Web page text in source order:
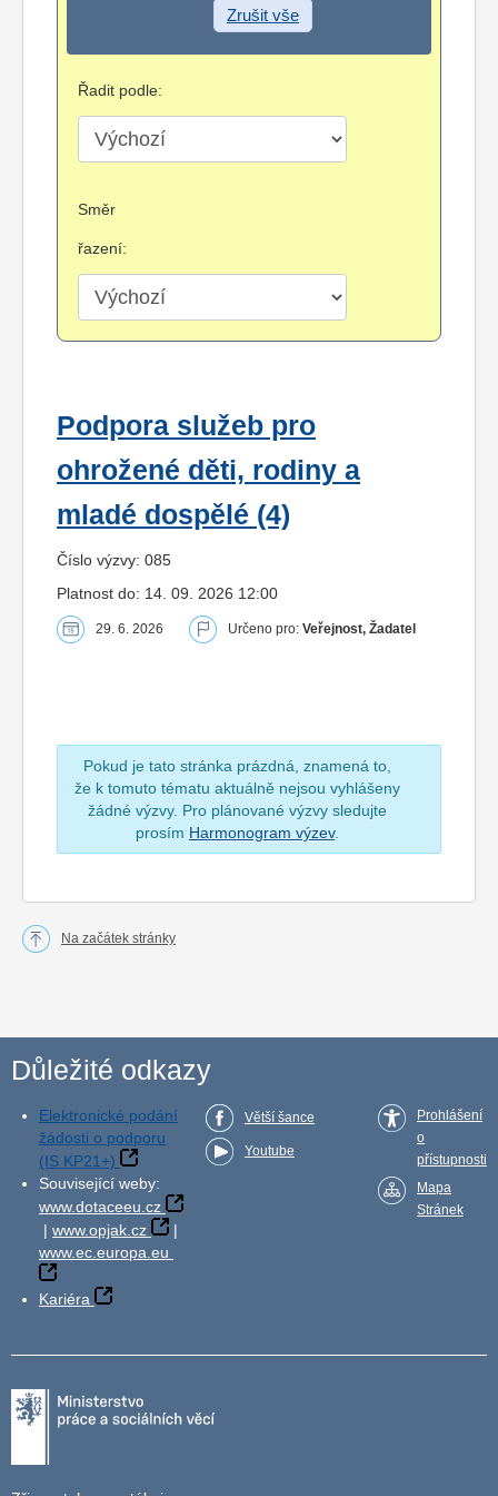
Zrušit vše
Řadit podle:
Směr
řazení:
Podpora služeb pro
ohrožené děti, rodiny a
mladé dospělé (4)
Číslo výzvy: 085
Platnost do: 14. 09. 2026 12:00
29. 6. 2026 Určeno pro: Veřejnost, Žadatel
Pokud je tato stránka prázdná, znamená to,
že k tomuto tématu aktuálně nejsou vyhlášeny
žádné výzvy. Pro plánované výzvy sledujte
prosím Harmonogram výzev.
Na začátek stránky
Důležité odkazy
Elektronické podání
žádosti o podporu
(IS KP21+)
Související weby:
www.dotaceeu.cz
| www.opjak.cz
|
www.ec.europa.eu
Kariéra
Větší šance
Youtube
Prohlášení
o
přístupnosti
Mapa
Stránek